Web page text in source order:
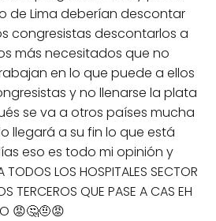
de Lima deberían descontar
congresistas descontarlos a
más necesitados que no
en lo que puede a ellos
y no llenarse la plata
se va a otros países mucha
llegará a su fin lo que está
eso es todo mi opinión y
LOS HOSPITALES SECTOR
TERCEROS QUE PASE A CAS EH
😡🤔🤨😡